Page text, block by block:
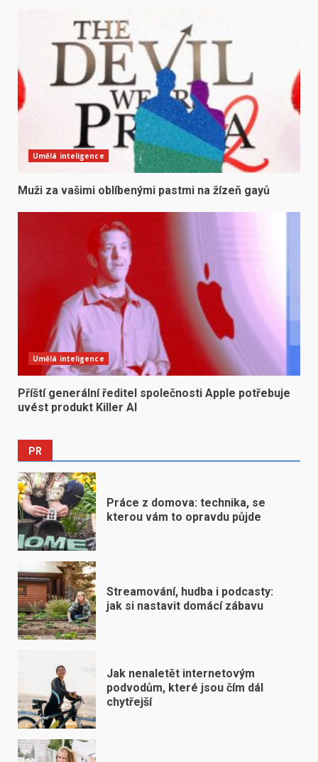
Umělá inteligence
Muži za vašimi oblíbenými pastmi na žízeň gayů
Umělá inteligence
Příští generální ředitel společnosti Apple potřebuje
uvést produkt Killer AI
PR
Práce z domova: technika, se
kterou vám to opravdu půjde
Streamování, hudba i podcasty:
jak si nastavit domácí zábavu
Jak nenaletět internetovým
podvodům, které jsou čím dál
chytřejší